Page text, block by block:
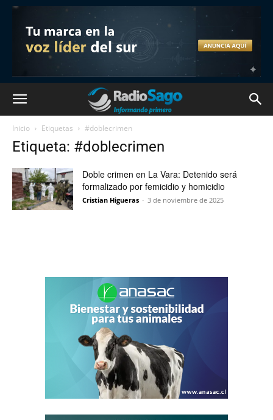
Inicio Etiquetas #doblecrimen
Etiqueta: #doblecrimen
Doble crimen en La Vara: Detenido será
formalizado por femicidio y homicidio
Cristian Higueras - 3 de noviembre de 2025